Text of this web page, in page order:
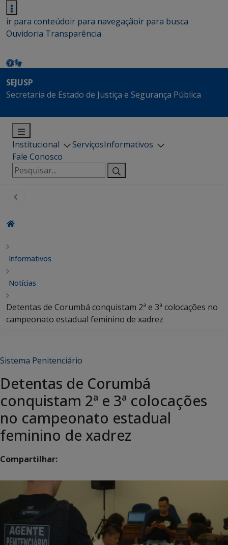
ir para conteúdoir para navegaçãoir para busca
Ouvidoria Transparência
SEJUSP
Secretaria de Estado de Justiça e Segurança Pública
Institucional ServiçosInformativos
Fale Conosco
Pesquisar
por:
Informativos
Notícias
Detentas de Corumbá conquistam 2ª e 3ª colocações no
campeonato estadual feminino de xadrez
Sistema Penitenciário
Detentas de Corumbá
conquistam 2ª e 3ª colocações
no campeonato estadual
feminino de xadrez
Compartilhar: